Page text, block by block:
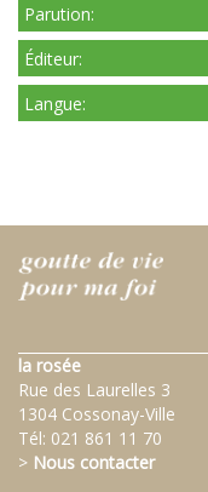
Parution:
Éditeur:
Langue:
la rosée
Rue des Laurelles 3
1304 Cossonay-Ville
Tél: 021 861 11 70
> Nous contacter